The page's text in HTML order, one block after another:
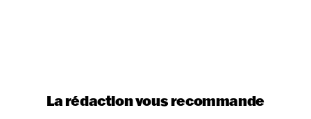
La rédaction vous recommande